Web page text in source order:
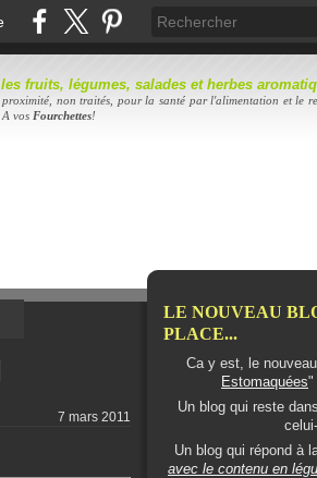
fruits, légumes, salades et herbes
non traités, pour la santé par l'alimentation et le
vos Fourchettes!
7 mars 2011
LE NOUVEAU
PLACE...
Ca y est, le
Estomaquées"
Un blog qui reste
Un blog qui répond à
avec le contenu en